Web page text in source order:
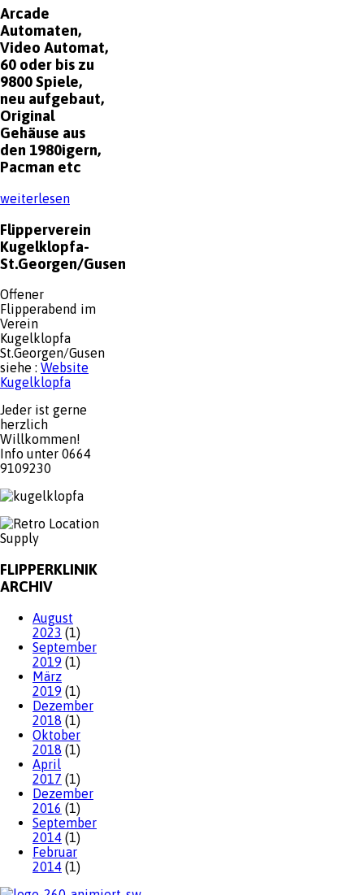
Arcade
Automaten,
Video Automat,
60 oder bis zu
9800 Spiele,
neu aufgebaut,
Original
Gehäuse aus
den 1980igern,
Pacman etc
weiterlesen
Flipperverein
Kugelklopfa-
St.Georgen/Gusen
Offener
Flipperabend im
Verein
Kugelklopfa
St.Georgen/Gusen
siehe : Website
Kugelklopfa
Jeder ist gerne
herzlich
Willkommen!
Info unter 0664
9109230
FLIPPERKLINIK
ARCHIV
August
2023 (1)
September
2019 (1)
März
2019 (1)
Dezember
2018 (1)
Oktober
2018 (1)
April
2017 (1)
Dezember
2016 (1)
September
2014 (1)
Februar
2014 (1)